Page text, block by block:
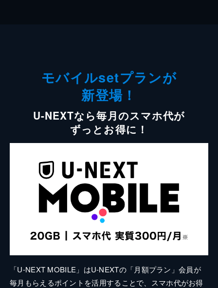
モバイルsetプランが
新登場！
U-NEXTなら毎月のスマホ代が
ずっとお得に！
「U-NEXT MOBILE」はU-NEXTの「月額プラン」会員が
毎月もらえるポイントを活用することで、スマホ代がお得